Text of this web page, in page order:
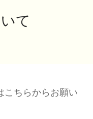
て
こちらからお願い